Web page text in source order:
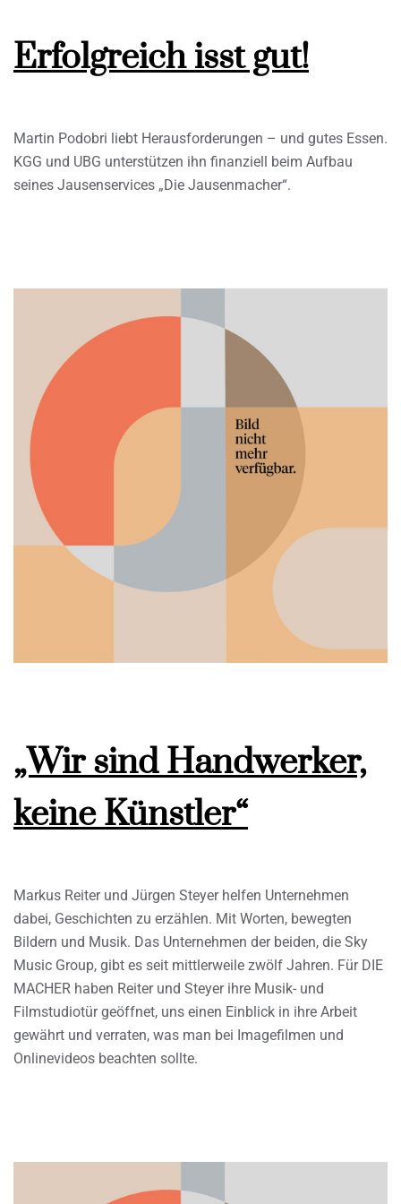
Erfolgreich isst gut!
Martin Podobri liebt Herausforderungen – und gutes Essen.
KGG und UBG unterstützen ihn finanziell beim Aufbau
seines Jausenservices „Die Jausenmacher“.
„Wir sind Handwerker,
keine Künstler“
Markus Reiter und Jürgen Steyer helfen Unternehmen
dabei, Geschichten zu erzählen. Mit Worten, bewegten
Bildern und Musik. Das Unternehmen der beiden, die Sky
Music Group, gibt es seit mittlerweile zwölf Jahren. Für DIE
MACHER haben Reiter und Steyer ihre Musik- und
Filmstudiotür geöffnet, uns einen Einblick in ihre Arbeit
gewährt und verraten, was man bei Imagefilmen und
Onlinevideos beachten sollte.